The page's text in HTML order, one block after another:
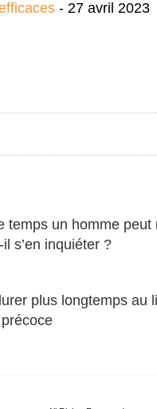
- 27 avril 2023
temps un homme peut
s’en inquiéter ?
plus longtemps au